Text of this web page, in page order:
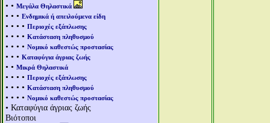
• • Μεγάλα Θηλαστικά
• • • Ενδημικά ή απειλούμενα είδη
• • • • Περιοχές εξάπλωσης
• • • • Κατάσταση πληθυσμού
• • • • Νομικό καθεστώς προστασίας
• • • Καταφύγια άγριας ζωής
• • Μικρά Θηλαστικά
• • • • Περιοχές εξάπλωσης
• • • • Κατάσταση πληθυσμού
• • • • Νομικό καθεστώς προστασίας
• Καταφύγια άγριας ζωής
Βιότοποι